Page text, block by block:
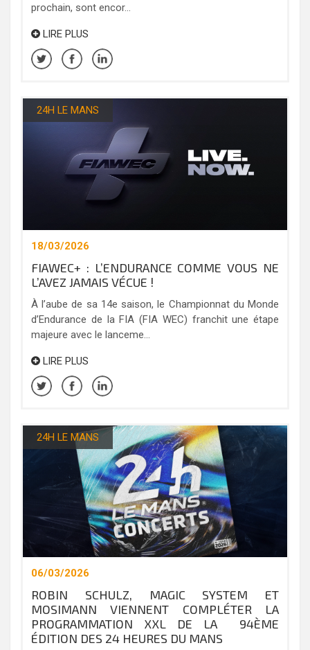
prochain, sont encor...
LIRE PLUS
24H LE MANS
18/03/2026
FIAWEC+ : L’ENDURANCE COMME VOUS NE
L’AVEZ JAMAIS VÉCUE !
À l’aube de sa 14e saison, le Championnat du Monde
d’Endurance de la FIA (FIA WEC) franchit une étape
majeure avec le lanceme...
LIRE PLUS
24H LE MANS
06/03/2026
ROBIN SCHULZ, MAGIC SYSTEM ET
MOSIMANN VIENNENT COMPLÉTER LA
PROGRAMMATION XXL DE LA 94ÈME
ÉDITION DES 24 HEURES DU MANS